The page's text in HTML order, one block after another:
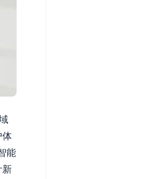
体
能
新